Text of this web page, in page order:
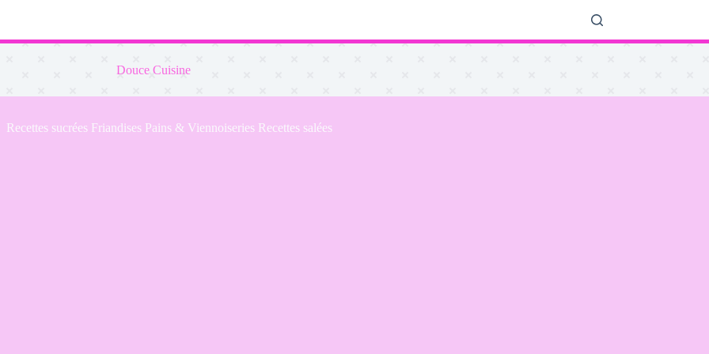
Douce Cuisine
Recettes sucrées Friandises Pains & Viennoiseries Recettes salées